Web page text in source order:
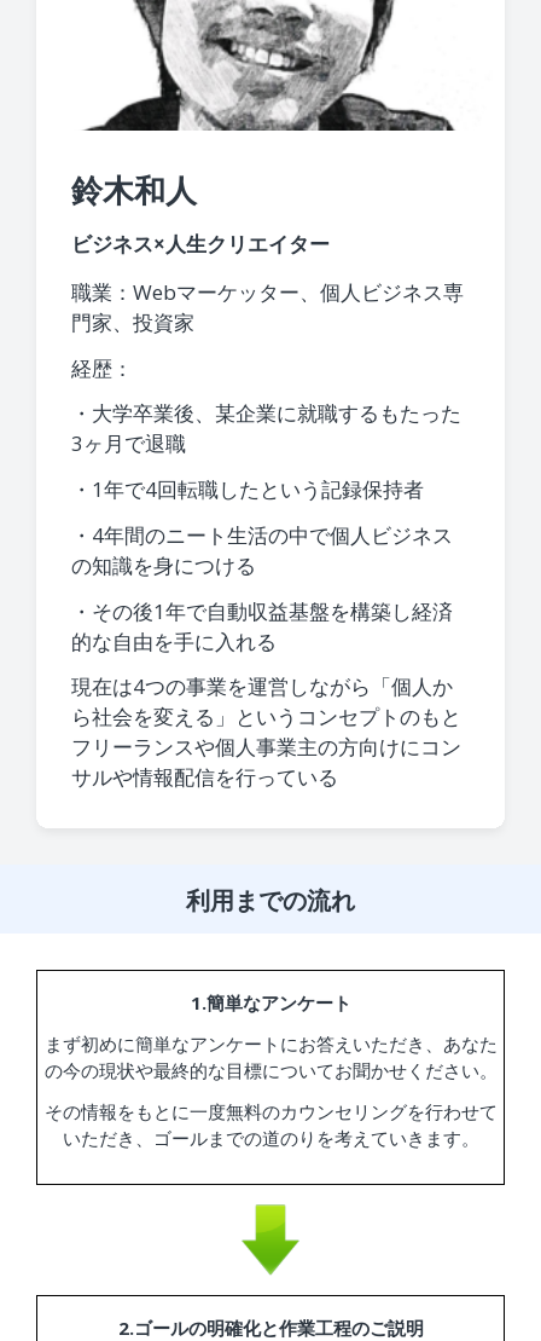
鈴木和人
ビジネス×人生クリエイター
職業：Webマーケッター、個人ビジネス専
門家、投資家
経歴：
・大学卒業後、某企業に就職するもたった
3ヶ月で退職
・1年で4回転職したという記録保持者
・4年間のニート生活の中で個人ビジネス
の知識を身につける
・その後1年で自動収益基盤を構築し経済
的な自由を手に入れる
現在は4つの事業を運営しながら「個人か
ら社会を変える」というコンセプトのもと
フリーランスや個人事業主の方向けにコン
サルや情報配信を行っている
利用までの流れ
1.簡単なアンケート
まず初めに簡単なアンケートにお答えいただき、あなた
の今の現状や最終的な目標についてお聞かせください。
その情報をもとに一度無料のカウンセリングを行わせて
いただき、ゴールまでの道のりを考えていきます。
2.ゴールの明確化と作業工程のご説明